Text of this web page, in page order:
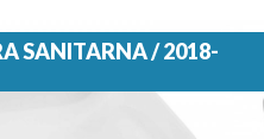
SANITARNA / 2018-